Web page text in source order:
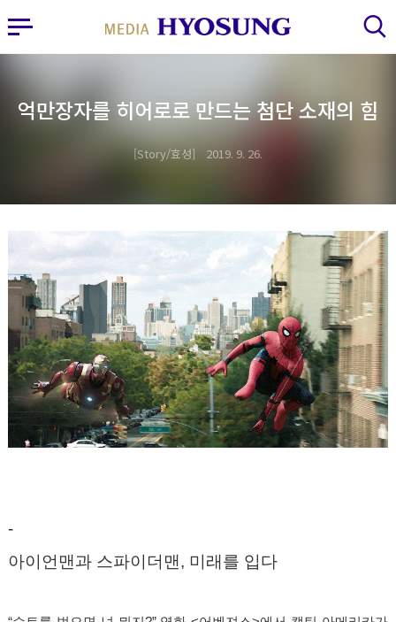
MY FRIEND HYOSUNG
사이드바 열기 검색 레이어 열기
억만장자를 히어로로 만드는 첨단 소재의 힘
Story/효성 2019. 9. 26.
-
아이언맨과 스파이더맨, 미래를 입다